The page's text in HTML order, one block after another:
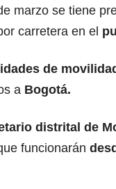
marzo se tiene
carretera en el
de
a Bogotá.
distrital de
funcionarán